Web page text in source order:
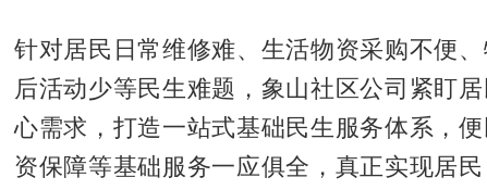
针对居民日常维修难、生活物资采购不便
后活动少等民生难题，象山社区公司紧盯
心需求，打造一站式基础民生服务体系，
资保障等基础服务一应俱全，真正实现居